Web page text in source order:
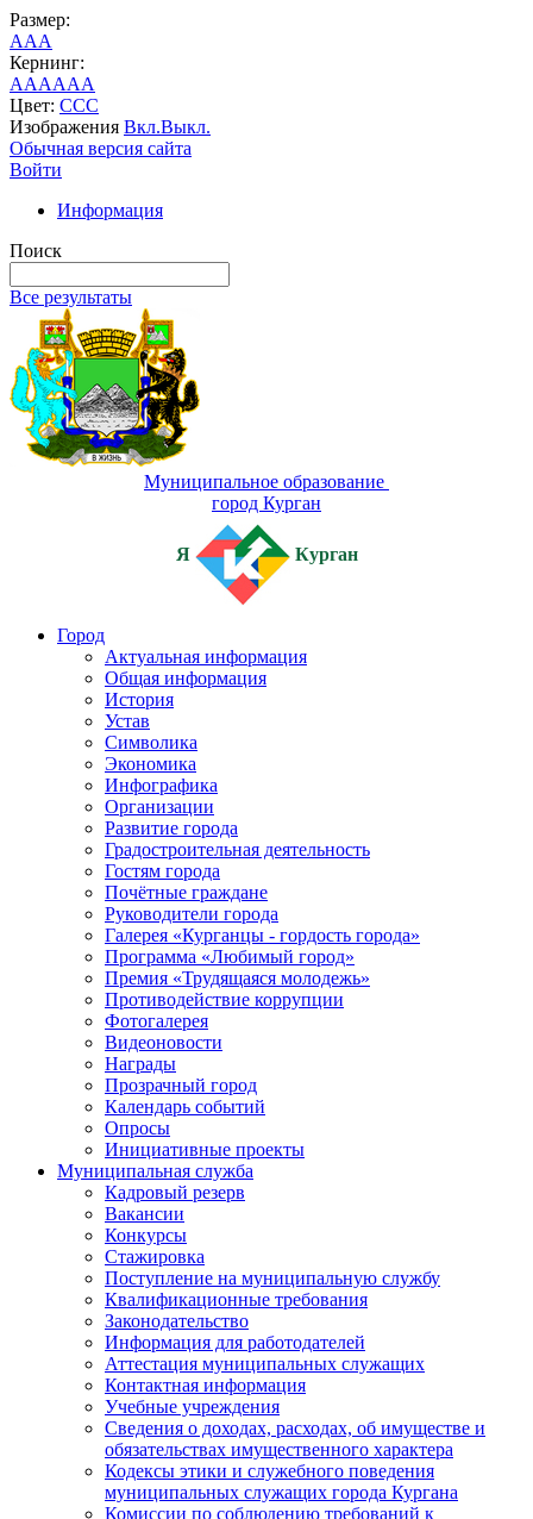
Размер:
AAA
Кернинг:
AAAAAA
Цвет: CCC
Изображения Вкл.Выкл.
Обычная версия сайта
Войти
Информация
Поиск
Все результаты
Муниципальное образование
город Курган
Я Курган
Город
Актуальная информация
Общая информация
История
Устав
Символика
Экономика
Инфографика
Организации
Развитие города
Градостроительная деятельность
Гостям города
Почётные граждане
Руководители города
Галерея «Курганцы - гордость города»
Программа «Любимый город»
Премия «Трудящаяся молодежь»
Противодействие коррупции
Фотогалерея
Видеоновости
Награды
Прозрачный город
Календарь событий
Опросы
Инициативные проекты
Муниципальная служба
Кадровый резерв
Вакансии
Конкурсы
Стажировка
Поступление на муниципальную службу
Квалификационные требования
Законодательство
Информация для работодателей
Аттестация муниципальных служащих
Контактная информация
Учебные учреждения
Сведения о доходах, расходах, об имуществе и
обязательствах имущественного характера
Кодексы этики и служебного поведения
муниципальных служащих города Кургана
Комиссии по соблюдению требований к